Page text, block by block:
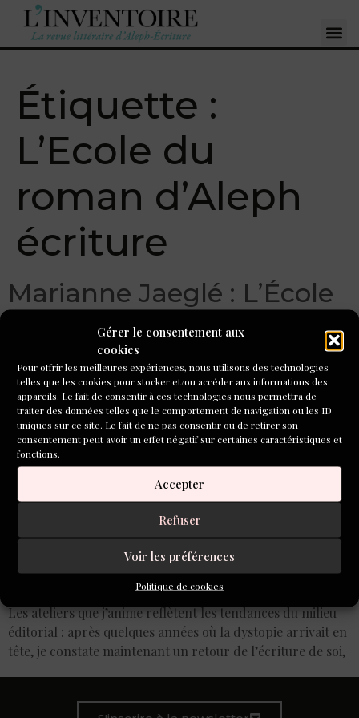
Gérer le consentement aux
cookies
Pour offrir les meilleures expériences, nous utilisons des technologies
telles que les cookies pour stocker et/ou accéder aux informations des
appareils. Le fait de consentir à ces technologies nous permettra de
traiter des données telles que le comportement de navigation ou les ID
uniques sur ce site. Le fait de ne pas consentir ou de retirer son
consentement peut avoir un effet négatif sur certaines caractéristiques et
fonctions.
Accepter
Refuser
Voir les préférences
Politique de cookies
Étiquette :
L’Ecole du
roman d’Aleph
écriture
Marianne Jaeglé : L’École
du roman, deux ans pour
Les ateliers que j’anime reflètent les tendances du milieu
éditorial : après quelques années où la dystopie arrivait en
tête, je constate maintenant un retour de l’écriture de soi,